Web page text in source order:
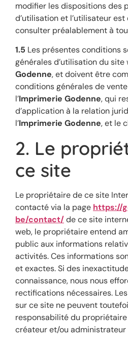
modifier les dispositions des
d’utilisation et l’utilisateur
consulter préalablement à
1.5 Les présentes conditions
générales d’utilisation du site
Godenne, et doivent être
conditions générales de
l’Imprimerie Godenne, qui
d’application à la relation
l’Imprimerie Godenne, et le
2. Le
ce site
Le propriétaire de ce site
contacté via la page https://
be/contact/de ce site
web, le propriétaire entend
public aux informations
activités. Ces informations
et exactes. Si des
connaissance, nous nous
rectifications nécessaires.
sur ce site ne peuvent
responsabilité du
créateur et/ou administrateur